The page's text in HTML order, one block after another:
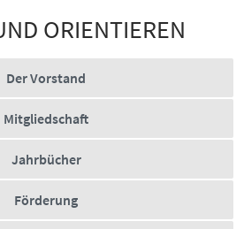
ORIENTIEREN
Der Vorstand
Mitgliedschaft
Jahrbücher
Förderung